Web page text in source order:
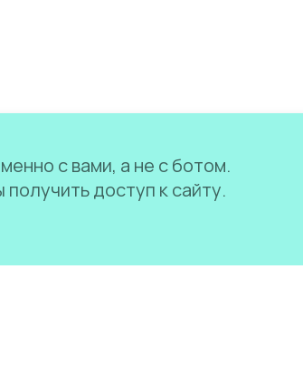
с вами, а не с ботом.
доступ к сайту.